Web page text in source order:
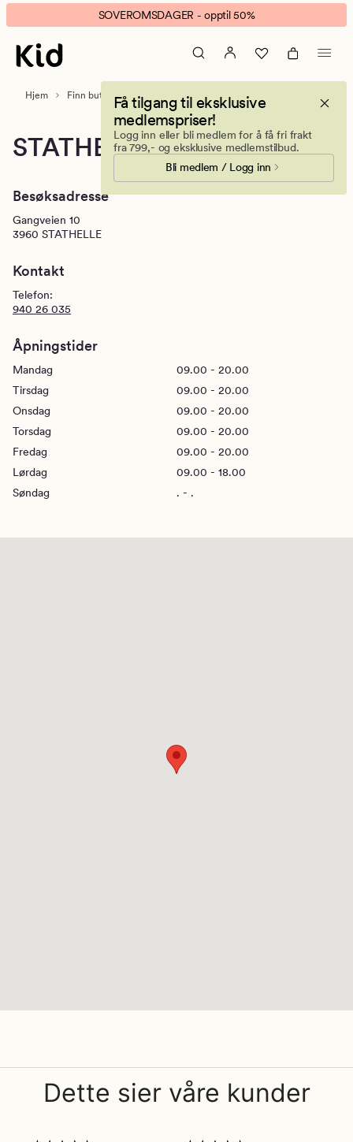
Kid
Brotorvet
Stathelle
banner.
Klikk
ESCAPE
SOVEROMSDAGER - opptil 50%
Få tilgang til eksklusive
medlemspriser!
Logg inn eller bli medlem for å få fri frakt
fra 799,- og eksklusive medlemstilbud.
Bli medlem / Logg inn
Hjem Finn butikk Stathelle
STATHELLE
Besøksadresse
Gangveien 10
3960 STATHELLE
Kontakt
Telefon:
940 26 035
Åpningstider
Mandag
09.00 - 20.00
Tirsdag
09.00 - 20.00
Onsdag
09.00 - 20.00
Torsdag
09.00 - 20.00
Fredag
09.00 - 20.00
Lørdag
09.00 - 18.00
Søndag
. - .
Dette sier våre kunder